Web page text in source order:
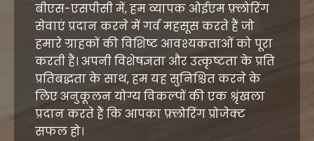
बीएस-एसपीसी में, हम व्यापक ओईएम फ़्लोरिंग
सेवाएं प्रदान करने में गर्व महसूस करते हैं जो
हमारे ग्राहकों की विशिष्ट आवश्यकताओं को पूरा
करती हैं। अपनी विशेषज्ञता और उत्कृष्टता के प्रति
प्रतिबद्धता के साथ, हम यह सुनिश्चित करने के
लिए अनुकूलन योग्य विकल्पों की एक श्रृंखला
प्रदान करते हैं कि आपका फ़्लोरिंग प्रोजेक्ट
सफल हो।